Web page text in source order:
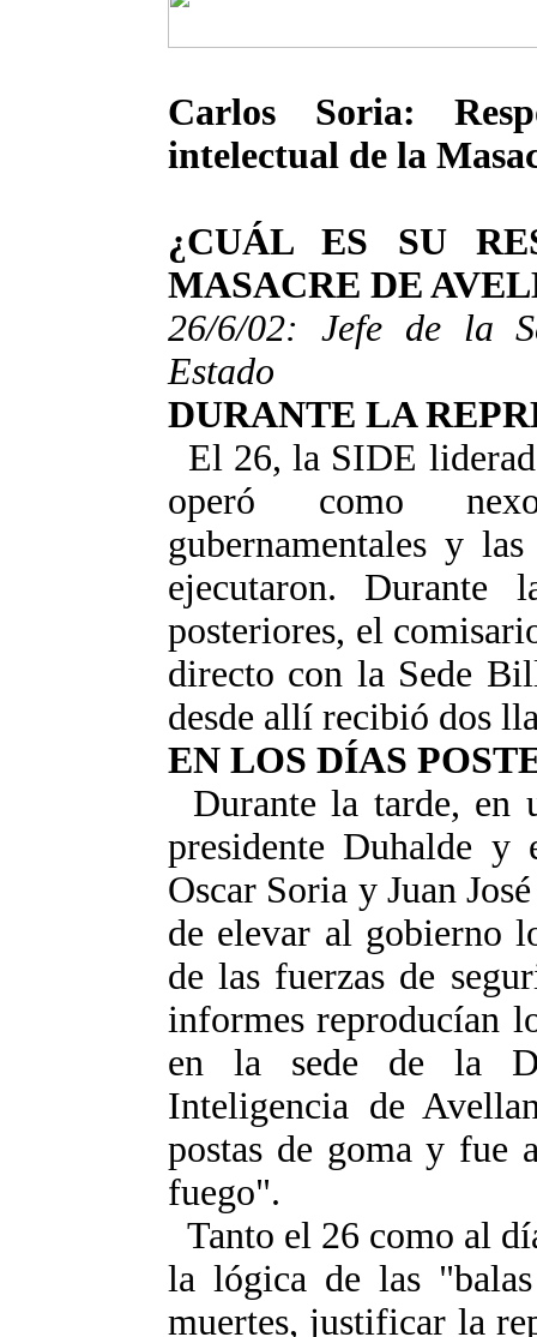
Carlos Soria:
intelectual de la
¿CUÁL ES SU
MASACRE DE
26/6/02: Jefe de la
Estado
DURANTE LA
El 26, la SIDE
operó como
gubernamentales y
ejecutaron.
posteriores, el
directo con la Sede
desde allí recibió dos
EN LOS DÍAS
Durante la tarde, en
presidente Duhalde y
Oscar Soria y Juan
de elevar al gobierno
de las fuerzas de
informes reproducían
en la sede de la
Inteligencia de
postas de goma y fue
fuego".
Tanto el 26 como al
la lógica de las
muertes, justificar la